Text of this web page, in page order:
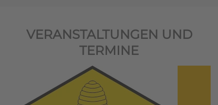
VERANSTALTUNGEN UND
TERMINE